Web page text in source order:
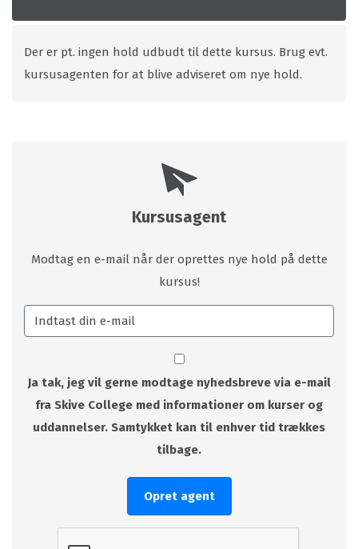
Der er pt. ingen hold udbudt til dette kursus. Brug evt.
kursusagenten for at blive adviseret om nye hold.
Kursusagent
Modtag en e-mail når der oprettes nye hold på dette
kursus!
Ja tak, jeg vil gerne modtage nyhedsbreve via e-mail
fra Skive College med informationer om kurser og
uddannelser. Samtykket kan til enhver tid trækkes
tilbage.
Opret agent